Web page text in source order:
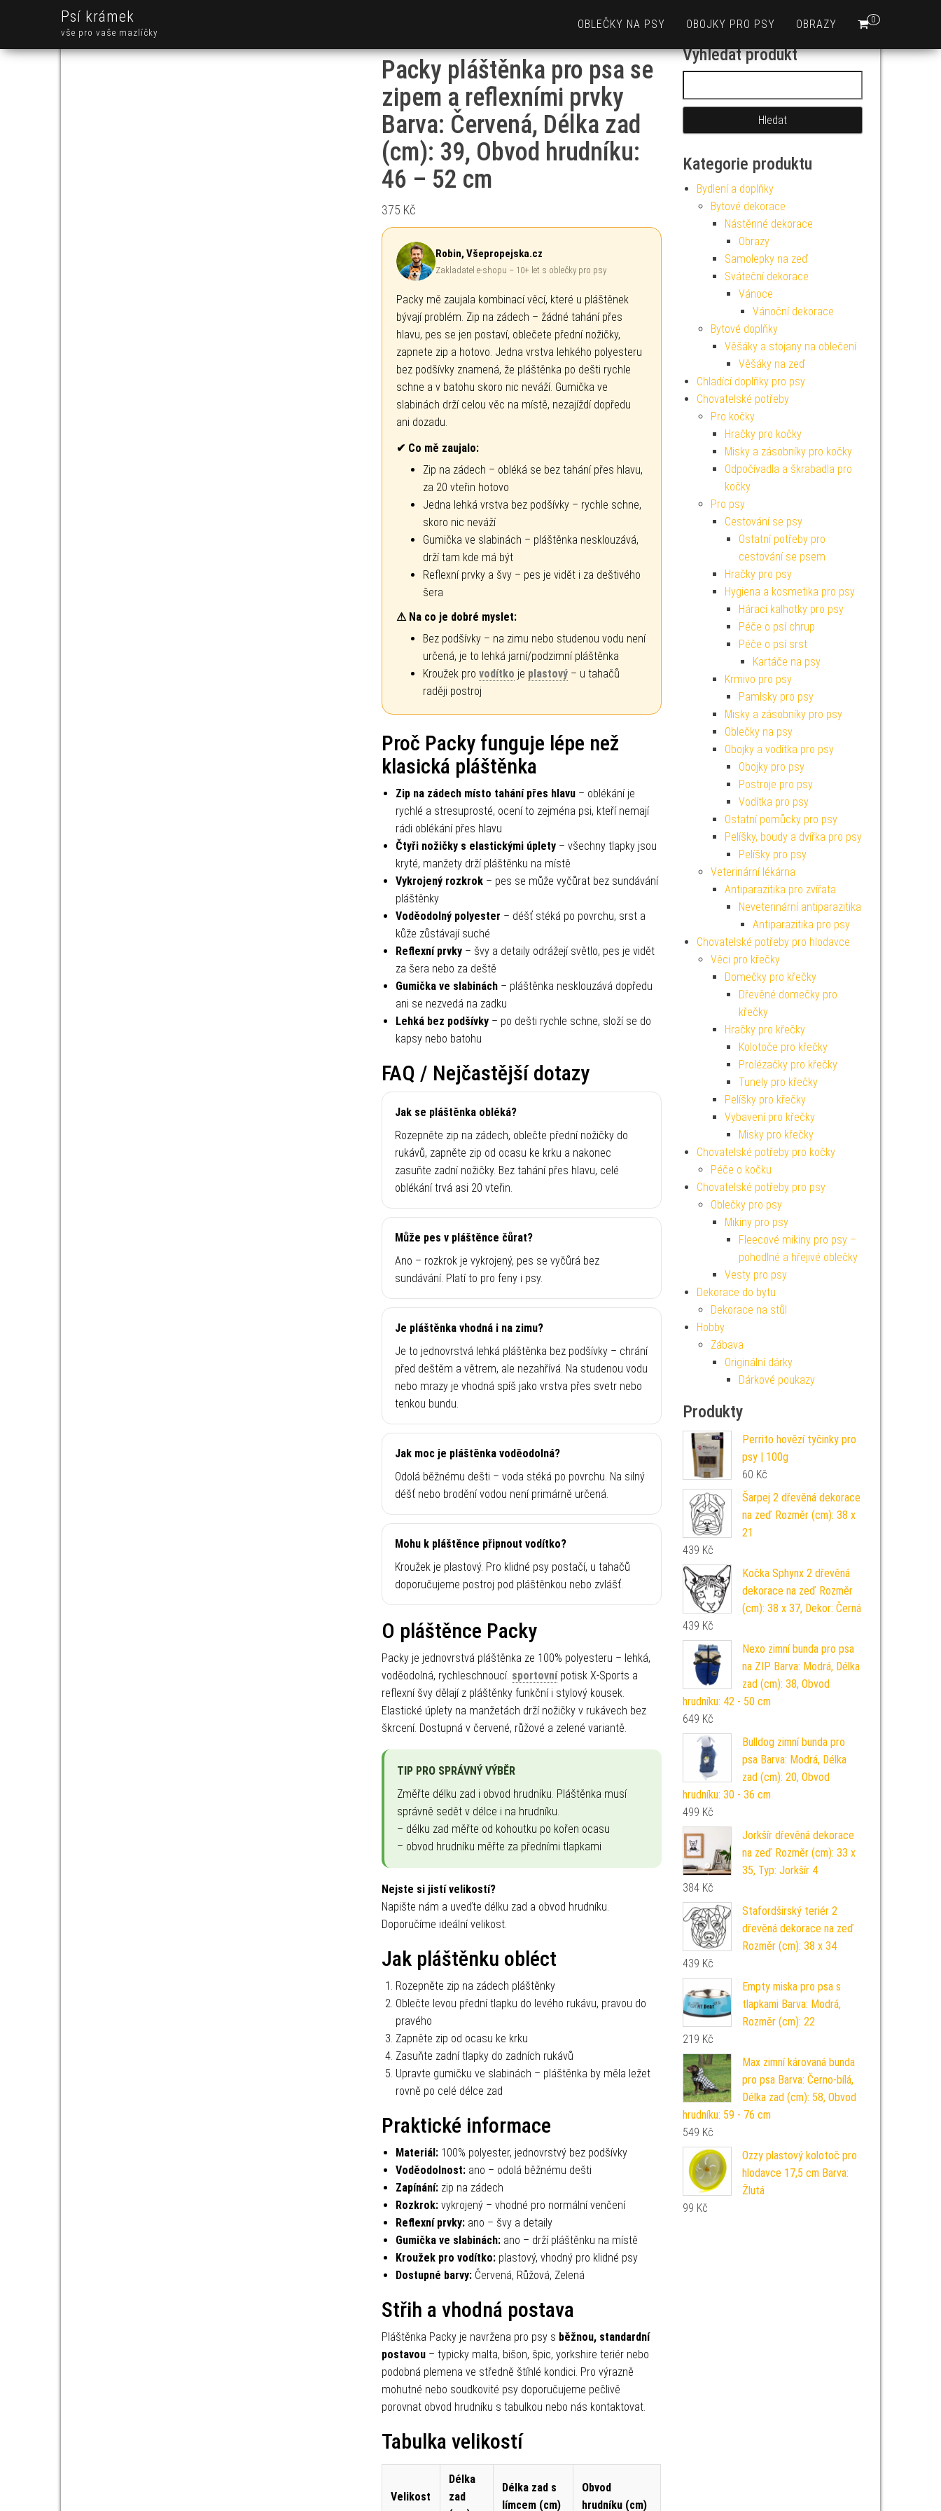
Psí krámek
vše pro vaše mazlíčky
0
OBLEČKY NA PSY OBOJKY PRO PSY OBRAZY
Packy pláštěnka pro psa se
zipem a reflexními prvky
Barva: Červená, Délka zad
(cm): 39, Obvod hrudníku:
46 – 52 cm
375 Kč
Robin, Všepropejska.cz
Zakladatel e-shopu – 10+ let s oblečky pro psy
Packy mě zaujala kombinací věcí, které u pláštěnek
bývají problém. Zip na zádech – žádné tahání přes
hlavu, pes se jen postaví, oblečete přední nožičky,
zapnete zip a hotovo. Jedna vrstva lehkého polyesteru
bez podšívky znamená, že pláštěnka po dešti rychle
schne a v batohu skoro nic neváží. Gumička ve
slabinách drží celou věc na místě, nezajíždí dopředu
ani dozadu.
✔ Co mě zaujalo:
Zip na zádech – obléká se bez tahání přes hlavu,
za 20 vteřin hotovo
Jedna lehká vrstva bez podšívky – rychle schne,
skoro nic neváží
Gumička ve slabinách – pláštěnka nesklouzává,
drží tam kde má být
Reflexní prvky a švy – pes je vidět i za deštivého
šera
⚠ Na co je dobré myslet:
Bez podšívky – na zimu nebo studenou vodu není
určená, je to lehká jarní/podzimní pláštěnka
Kroužek pro vodítko je plastový– u tahačů
raději postroj
Proč Packy funguje lépe než
klasická pláštěnka
Zip na zádech místo tahání přes hlavu– oblékání je
rychlé a stresuprosté, ocení to zejména psi, kteří nemají
rádi oblékání přes hlavu
Čtyři nožičky s elastickými úplety– všechny tlapky jsou
kryté, manžety drží pláštěnku na místě
Vykrojený rozkrok– pes se může vyčůrat bez sundávání
pláštěnky
Voděodolný polyester – déšť stéká po povrchu, srst a
kůže zůstávají suché
Reflexní prvky– švy a detaily odrážejí světlo, pes je vidět
za šera nebo za deště
Gumička ve slabinách– pláštěnka nesklouzává dopředu
ani se nezvedá na zadku
Lehká bez podšívky– po dešti rychle schne, složí se do
kapsy nebo batohu
FAQ / Nejčastější dotazy
Jak se pláštěnka obléká?
Rozepněte zip na zádech, oblečte přední nožičky do
rukávů, zapněte zip od ocasu ke krku a nakonec
zasuňte zadní nožičky. Bez tahání přes hlavu, celé
oblékání trvá asi 20 vteřin.
Může pes v pláštěnce čůrat?
Ano – rozkrok je vykrojený, pes se vyčůrá bez
sundávání. Platí to pro feny i psy.
Je pláštěnka vhodná i na zimu?
Je to jednovrstvá lehká pláštěnka bez podšívky – chrání
před deštěm a větrem, ale nezahřívá. Na studenou vodu
nebo mrazy je vhodná spíš jako vrstva přes svetr nebo
tenkou bundu.
Jak moc je pláštěnka voděodolná?
Odolá běžnému dešti – voda stéká po povrchu. Na silný
déšť nebo brodění vodou není primárně určená.
Mohu k pláštěnce připnout vodítko?
Kroužek je plastový. Pro klidné psy postačí, u tahačů
doporučujeme postroj pod pláštěnkou nebo zvlášť.
O pláštěnce Packy
Packy je jednovrstvá pláštěnka ze 100% polyesteru – lehká,
voděodolná, rychleschnoucí. sportovnípotisk X-Sports a
reflexní švy dělají z pláštěnky funkční i stylový kousek.
Elastické úplety na manžetách drží nožičky v rukávech bez
škrcení. Dostupná v červené, růžové a zelené variantě.
TIP PRO SPRÁVNÝ VÝBĚR
Změřte délku zad i obvod hrudníku. Pláštěnka musí
správně sedět v délce i na hrudníku.
– délku zad měřte od kohoutku po kořen ocasu
– obvod hrudníku měřte za předními tlapkami
Nejste si jistí velikostí?
Napište nám a uveďte délku zad a obvod hrudníku.
Doporučíme ideální velikost.
Jak pláštěnku obléct
Rozepněte zip na zádech pláštěnky
Oblečte levou přední tlapku do levého rukávu, pravou do
pravého
Zapněte zip od ocasu ke krku
Zasuňte zadní tlapky do zadních rukávů
Upravte gumičku ve slabinách – pláštěnka by měla ležet
rovně po celé délce zad
Praktické informace
Materiál:100% polyester, jednovrstvý bez podšívky
Voděodolnost:ano – odolá běžnému dešti
Zapínání:zip na zádech
Rozkrok:vykrojený – vhodné pro normální venčení
Reflexní prvky:ano – švy a detaily
Gumička ve slabinách:ano – drží pláštěnku na místě
Kroužek pro vodítko:plastový, vhodný pro klidné psy
Dostupné barvy:Červená, Růžová, Zelená
Střih a vhodná postava
Pláštěnka Packy je navržena pro psy s běžnou, standardní
postavou– typicky malta, bišon, špic, yorkshire teriér nebo
podobná plemena ve středně štíhlé kondici. Pro výrazně
mohutné nebo soudkovité psy doporučujeme pečlivě
porovnat obvod hrudníku s tabulkou nebo nás kontaktovat.
Tabulka velikostí
Velikost
Délka
zad
Délka zad s
límcem (cm)
Obvod
hrudníku (cm)
Vyhledat produkt
Kategorie produktu
Bydlení a doplňky
Bytové dekorace
Nástěnné dekorace
Obrazy
Samolepky na zeď
Sváteční dekorace
Vánoce
Vánoční dekorace
Bytové doplňky
Věšáky a stojany na oblečení
Věšáky na zeď
Chladící doplňky pro psy
Chovatelské potřeby
Pro kočky
Hračky pro kočky
Misky a zásobníky pro kočky
Odpočívadla a škrabadla pro
kočky
Pro psy
Cestování se psy
Ostatní potřeby pro
cestování se psem
Hračky pro psy
Hygiena a kosmetika pro psy
Hárací kalhotky pro psy
Péče o psí chrup
Péče o psí srst
Kartáče na psy
Krmivo pro psy
Pamlsky pro psy
Misky a zásobníky pro psy
Oblečky na psy
Obojky a vodítka pro psy
Obojky pro psy
Postroje pro psy
Vodítka pro psy
Ostatní pomůcky pro psy
Pelíšky, boudy a dvířka pro psy
Pelíšky pro psy
Veterinární lékárna
Antiparazitika pro zvířata
Neveterinární antiparazitika
Antiparazitika pro psy
Chovatelské potřeby pro hlodavce
Věci pro křečky
Domečky pro křečky
Dřevěné domečky pro
křečky
Hračky pro křečky
Kolotoče pro křečky
Prolézačky pro křečky
Tunely pro křečky
Pelíšky pro křečky
Vybavení pro křečky
Misky pro křečky
Chovatelské potřeby pro kočky
Péče o kočku
Chovatelské potřeby pro psy
Oblečky pro psy
Mikiny pro psy
Fleecové mikiny pro psy –
pohodlné a hřejivé oblečky
Vesty pro psy
Dekorace do bytu
Dekorace na stůl
Hobby
Zábava
Originální dárky
Dárkové poukazy
Produkty
Perrito hovězí tyčinky pro
psy | 100g
60 Kč
Šarpej 2 dřevěná dekorace
na zeď Rozměr (cm): 38 x
21
439 Kč
Kočka Sphynx 2 dřevěná
dekorace na zeď Rozměr
(cm): 38 x 37, Dekor: Černá
439 Kč
Nexo zimní bunda pro psa
na ZIP Barva: Modrá, Délka
zad (cm): 38, Obvod
hrudníku: 42 - 50 cm
649 Kč
Bulldog zimní bunda pro
psa Barva: Modrá, Délka
zad (cm): 20, Obvod
hrudníku: 30 - 36 cm
499 Kč
Jorkšír dřevěná dekorace
na zeď Rozměr (cm): 33 x
35, Typ: Jorkšír 4
384 Kč
Stafordširský teriér 2
dřevěná dekorace na zeď
Rozměr (cm): 38 x 34
439 Kč
Empty miska pro psa s
tlapkami Barva: Modrá,
Rozměr (cm): 22
219 Kč
Max zimní károvaná bunda
pro psa Barva: Černo-bílá,
Délka zad (cm): 58, Obvod
hrudníku: 59 - 76 cm
549 Kč
Ozzy plastový kolotoč pro
hlodavce 17,5 cm Barva:
Žlutá
99 Kč